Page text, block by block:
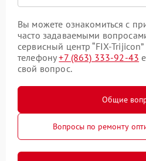
Вы можете ознакомиться с
часто задаваемыми
сервисный центр “FIX-
телефону+7 (863) 333-92-43
свой вопрос.
Общие
Вопросы по ремонту